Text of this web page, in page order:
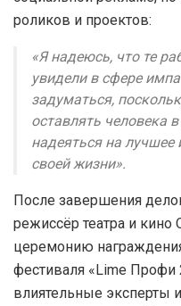
роликов и проектов:
«Я надеюсь, что те
увидели в сфере
задуматься,
оставлять человека
надеяться на лучшее
своей жизни».
После завершения
режиссёр театра и кино
церемонию
фестиваля «Lime Профи
влиятельные эксперты